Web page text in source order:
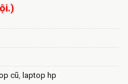
cũ, laptop hp